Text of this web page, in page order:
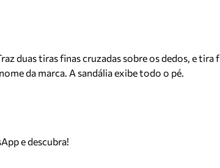
tiras finas cruzadas sobre os dedos, e tira
da marca. A sandália exibe todo o pé.
e descubra!